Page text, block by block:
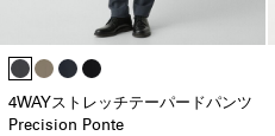
4WAYストレッチテーパードパンツ
Precision Ponte